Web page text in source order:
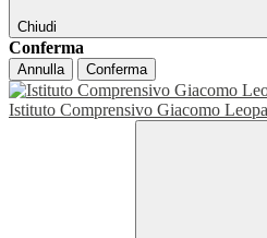
Chiudi
Conferma
Annulla Conferma
Istituto Comprensivo Giacomo